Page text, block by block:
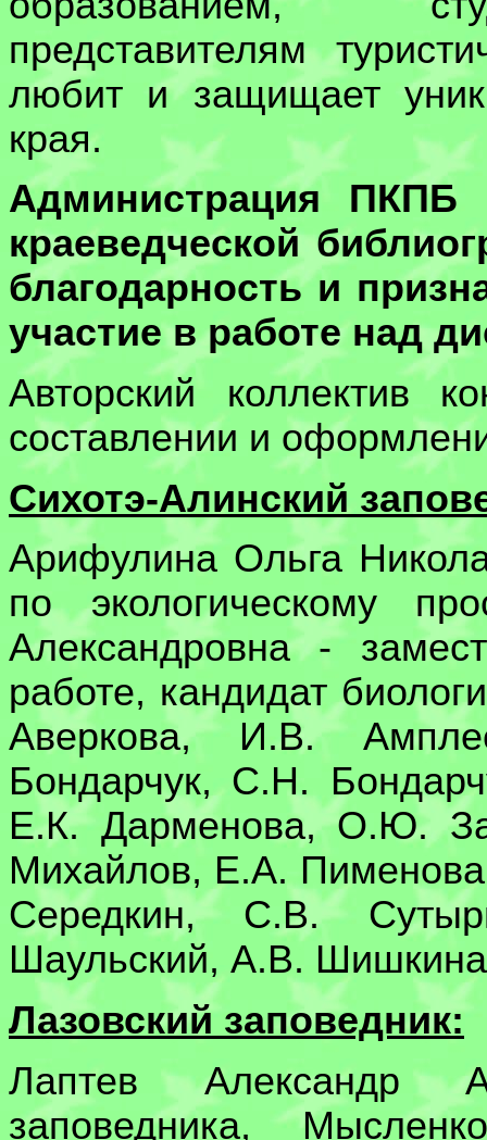
представителям
любит и защищает
края.
Администрация
краеведческой
благодарность и
участие в работе над
Авторский коллектив
составлении и
Сихотэ-Алинский
Арифулина Ольга
по экологическому
Александровна -
работе, кандидат
Аверкова, И.В.
Бондарчук, С.Н.
Е.К. Дарменова, О.Ю.
Михайлов, Е.А.
Середкин, С.В.
Шаульский, А.В. Шишкина
Лазовский заповедник:
Лаптев Александр
заповедника,